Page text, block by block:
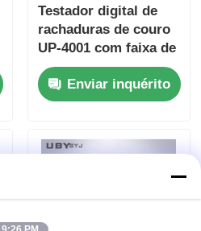
Testador digital de
rachaduras de couro
UP-4001 com faixa de
força de 0 ~ 1000N
esfera de aço de
Φ6,35 mm e precisão
testes de distensão
de grãos de couro
Enviar inquérito